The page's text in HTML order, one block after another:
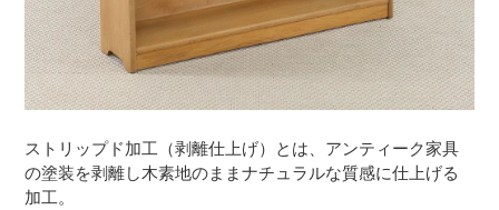
ストリップド加工（剥離仕上げ）とは、アンティーク家具
の塗装を剥離し木素地のままナチュラルな質感に仕上げる
加工。